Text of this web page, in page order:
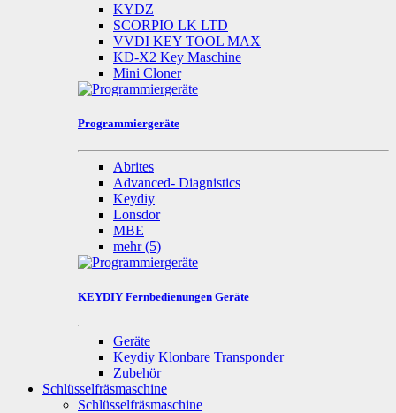
KYDZ
SCORPIO LK LTD
VVDI KEY TOOL MAX
KD-X2 Key Maschine
Mini Cloner
Programmiergeräte
Abrites
Advanced- Diagnistics
Keydiy
Lonsdor
MBE
mehr(5)
KEYDIY Fernbedienungen Geräte
Geräte
Keydiy Klonbare Transponder
Zubehör
Schlüsselfräsmaschine
Schlüsselfräsmaschine